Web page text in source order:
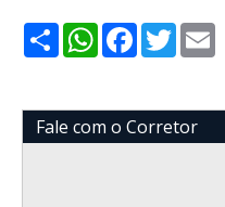
ShareWhatsApp
Facebook
Twitter
Fale com o Corretor